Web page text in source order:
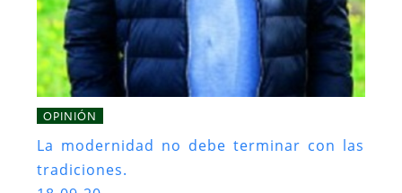
OPINIÓN
La modernidad no debe terminar con las
tradiciones.